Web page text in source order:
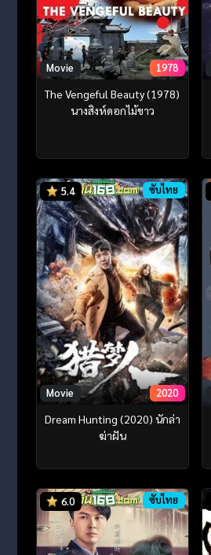
Movie 1978
The Vengeful Beauty (1978)
นางสิงห์ดอกไม้ขาว
5.4 ซับไทย
Movie 2020
Dream Hunting (2020) นักล่า
ฆ่าฝัน
6.0 ซับไทย